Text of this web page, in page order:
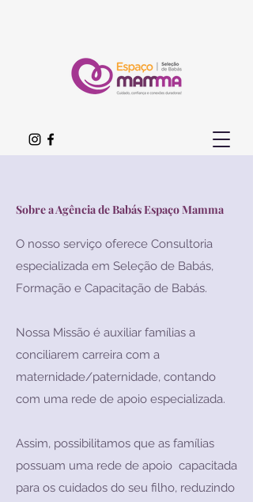
Sobre a Agência de Babás Espaço Mamma
O nosso serviço oferece Consultoria
especializada em Seleção de Babás,
Formação e Capacitação de Babás.
Nossa Missão é auxiliar famílias a
conciliarem carreira com a
maternidade/paternidade, contando
com uma rede de apoio especializada.
Assim, possibilitamos que as famílias
possuam uma rede de apoio capacitada
para os cuidados do seu filho, reduzindo